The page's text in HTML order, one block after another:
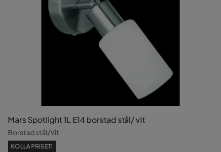
Mars Spotlight 1L E14 borstad stål/ vit
Borstad stål/Vit
KOLLA PRISET!